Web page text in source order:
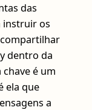
das
instruir os
dentro da
é um
ela que
a